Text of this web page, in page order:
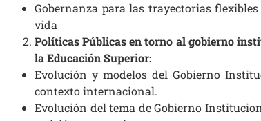
Gobernanza para las trayectorias
vida
Políticas Públicas en torno al gobierno
la Educación Superior:
Evolución y modelos del Gobierno
contexto internacional.
Evolución del tema de Gobierno